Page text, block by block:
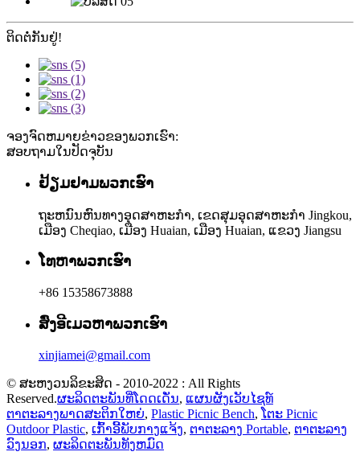
ຕິດຕໍ່ກັນຢູ່!
ຈອງຈົດຫມາຍຂ່າວຂອງພວກເຮົາ:
ສອບ​ຖາມ​ໃນ​ປັດ​ຈຸ​ບັນ​
ຢ້ຽມ​ຢາມ​ພວກ​ເຮົາ
ຖະ​ຫນົນ​ຫົນ​ທາງ​ອຸດ​ສາ​ຫະ​ກໍາ​, ເຂດ​ສຸມ​ອຸດ​ສາ​ຫະ​ກໍາ Jingkou​,
ເມືອງ Cheqiao​, ເມືອງ Huaian​, ເມືອງ Huaian​, ແຂວງ Jiangsu
ໂທຫາພວກເຮົາ
+86 15358673888
ສົ່ງອີເມວຫາພວກເຮົາ
xinjiamei@gmail.com
© ສະຫງວນລິຂະສິດ - 2010-2022 : All Rights
Reserved.ຜະລິດຕະພັນທີ່ໂດດເດັ່ນ, ແຜນຜັງເວັບໄຊທ໌
ຕາຕະລາງພາດສະຕິກໃຫຍ່, Plastic Picnic Bench, ໂຕະ Picnic
Outdoor Plastic, ເກົ້າອີ້ພັບກາງແຈ້ງ, ຕາຕະລາງ Portable, ຕາຕະລາງ
ວົງນອກ, ຜະລິດຕະພັນທັງຫມົດ